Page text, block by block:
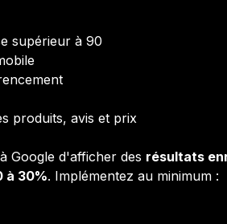
supérieur à 90
produits, avis et prix
Google d'afficher des résultats
à 30%. Implémentez au minimum :